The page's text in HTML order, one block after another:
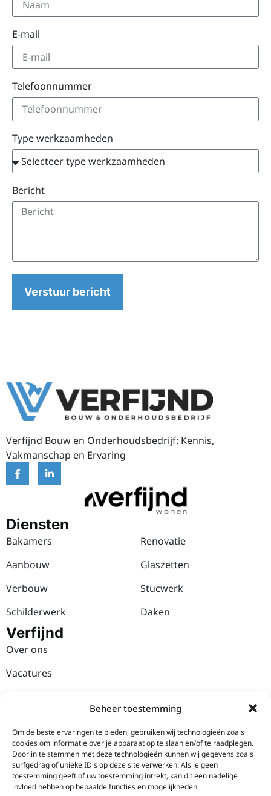
Beheer toestemming
Om de beste ervaringen te bieden, gebruiken wij technologieën zoals
cookies om informatie over je apparaat op te slaan en/of te raadplegen.
Door in te stemmen met deze technologieën kunnen wij gegevens zoals
surfgedrag of unieke ID's op deze site verwerken. Als je geen
toestemming geeft of uw toestemming intrekt, kan dit een nadelige
invloed hebben op bepaalde functies en mogelijkheden.
E-mail
Telefoonnummer
Type werkzaamheden
Bericht
Verstuur bericht
Verfijnd Bouw en Onderhoudsbedrijf: Kennis,
Vakmanschap en Ervaring
Diensten
Bakamers
Aanbouw
Verbouw
Schilderwerk
Renovatie
Glaszetten
Stucwerk
Daken
Verfijnd
Over ons
Vacatures
Contact
Industrieweg 37
9781 AC Bedum